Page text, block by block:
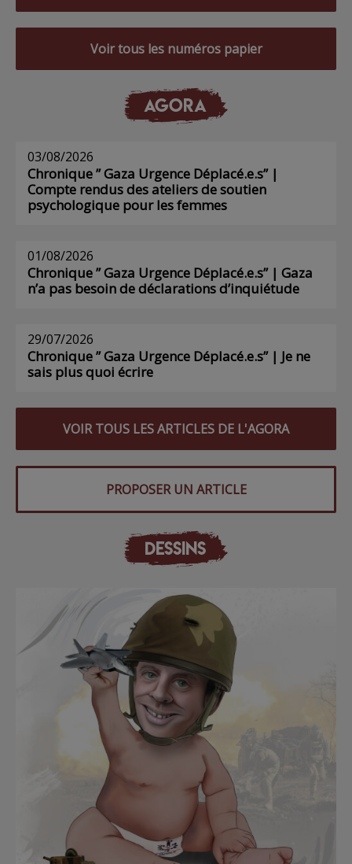
Voir tous les numéros papier
AGORA
03/08/2026
Chronique ” Gaza Urgence Déplacé.e.s” |
Compte rendus des ateliers de soutien
psychologique pour les femmes
01/08/2026
Chronique ” Gaza Urgence Déplacé.e.s” | Gaza
n’a pas besoin de déclarations d’inquiétude
29/07/2026
Chronique ” Gaza Urgence Déplacé.e.s” | Je ne
sais plus quoi écrire
VOIR TOUS LES ARTICLES DE L'AGORA
PROPOSER UN ARTICLE
DESSINS